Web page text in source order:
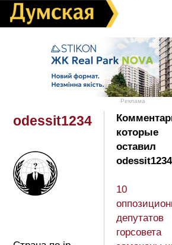
Реклама
odessit1234
которые
оставил
10
депутатов
горсовета